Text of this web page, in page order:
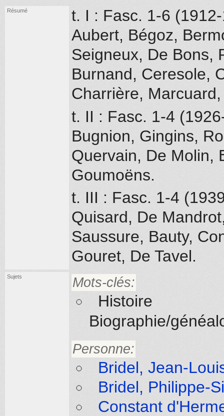
Résumé
t. I : Fasc. 1-6
Aubert, Bégoz,
Seigneux, De Bons,
Burnand, Ceresole,
Charrière,
t. II : Fasc. 1-4
Bugnion, Gingins,
Quervain, De Molin,
Goumoëns.
t. III : Fasc. 1-4
Quisard, De
Saussure, Bauty,
Gouret, De Tavel.
Sujets Mots-clés:
Histoire
Biographie/
Personne:
Bridel, Jean-
Bridel, Philippe-
Constant